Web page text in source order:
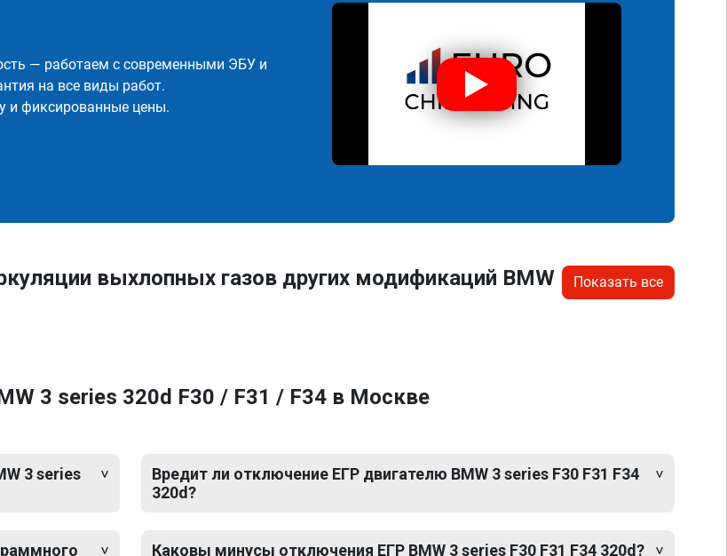
— работаем с современными ЭБУ и
на все виды работ.
и фиксированные цены.
выхлопных газов других модификаций BMW
Показать все
3 series 320d F30 / F31 / F34 в Москве
3 series
Вредит ли отключение ЕГР двигателю BMW 3 series F30 F31 F34
320d?
Каковы минусы отключения ЕГР BMW 3 series F30 F31 F34 320d?